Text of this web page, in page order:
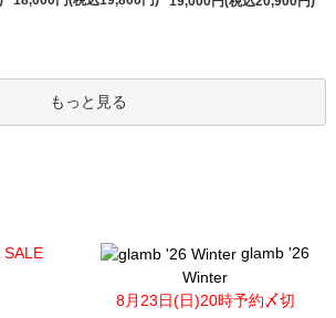
もっと見る
SALE
glamb '26
Winter
8月23日(日)20時予約〆切